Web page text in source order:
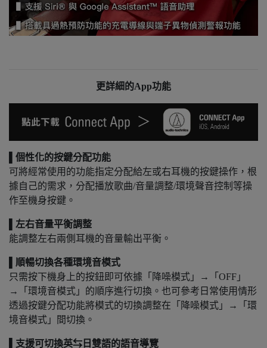
更詳細的App功能
▌個性化的按鍵分配功能
可將經常使用的功能指定分配給左或右耳機的按鍵操作，根
據自己的需求，分配播放歌曲/音量調整/環境聲音控制等操
作至機身按鍵。
▌左右音量平衡調整
能調整左右兩側耳機的音量輸出平衡。
▌順暢切換各種環境音模式
只需按下機身上的按鈕即可依據「降噪模式」→「OFF」
→「環境音模式」的順序進行切換。也可參考日常使用情形
透過按鍵分配功能將模式的切換調整在「降噪模式」→「環
境音模式」間切換。
▌支援可切換英⇆日雙語的語音導覽